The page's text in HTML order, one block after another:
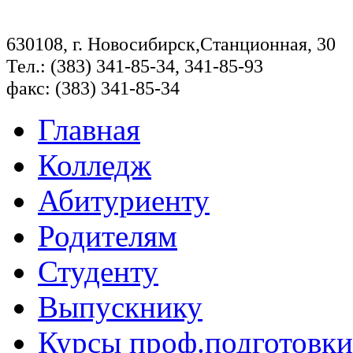
630108, г. Новосибирск,Станционная, 30
Тел.: (383) 341-85-34, 341-85-93
факс: (383) 341-85-34
Главная
Колледж
Абитуриенту
Родителям
Студенту
Выпускнику
Курсы проф.подготовки